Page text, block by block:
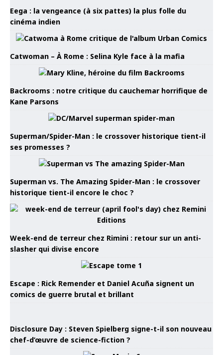
Eega : la vengeance (à six pattes) la plus folle du
cinéma indien
Catwoman – À Rome : Selina Kyle face à la mafia
Backrooms : notre critique du cauchemar horrifique de
Kane Parsons
Superman/Spider-Man : le crossover historique tient-il
ses promesses ?
Superman vs. The Amazing Spider-Man : le crossover
historique tient-il encore le choc ?
Week-end de terreur chez Rimini : retour sur un anti-
slasher qui divise encore
Escape : Rick Remender et Daniel Acuña signent un
comics de guerre brutal et brillant
Disclosure Day : Steven Spielberg signe-t-il son nouveau
chef-d’œuvre de science-fiction ?